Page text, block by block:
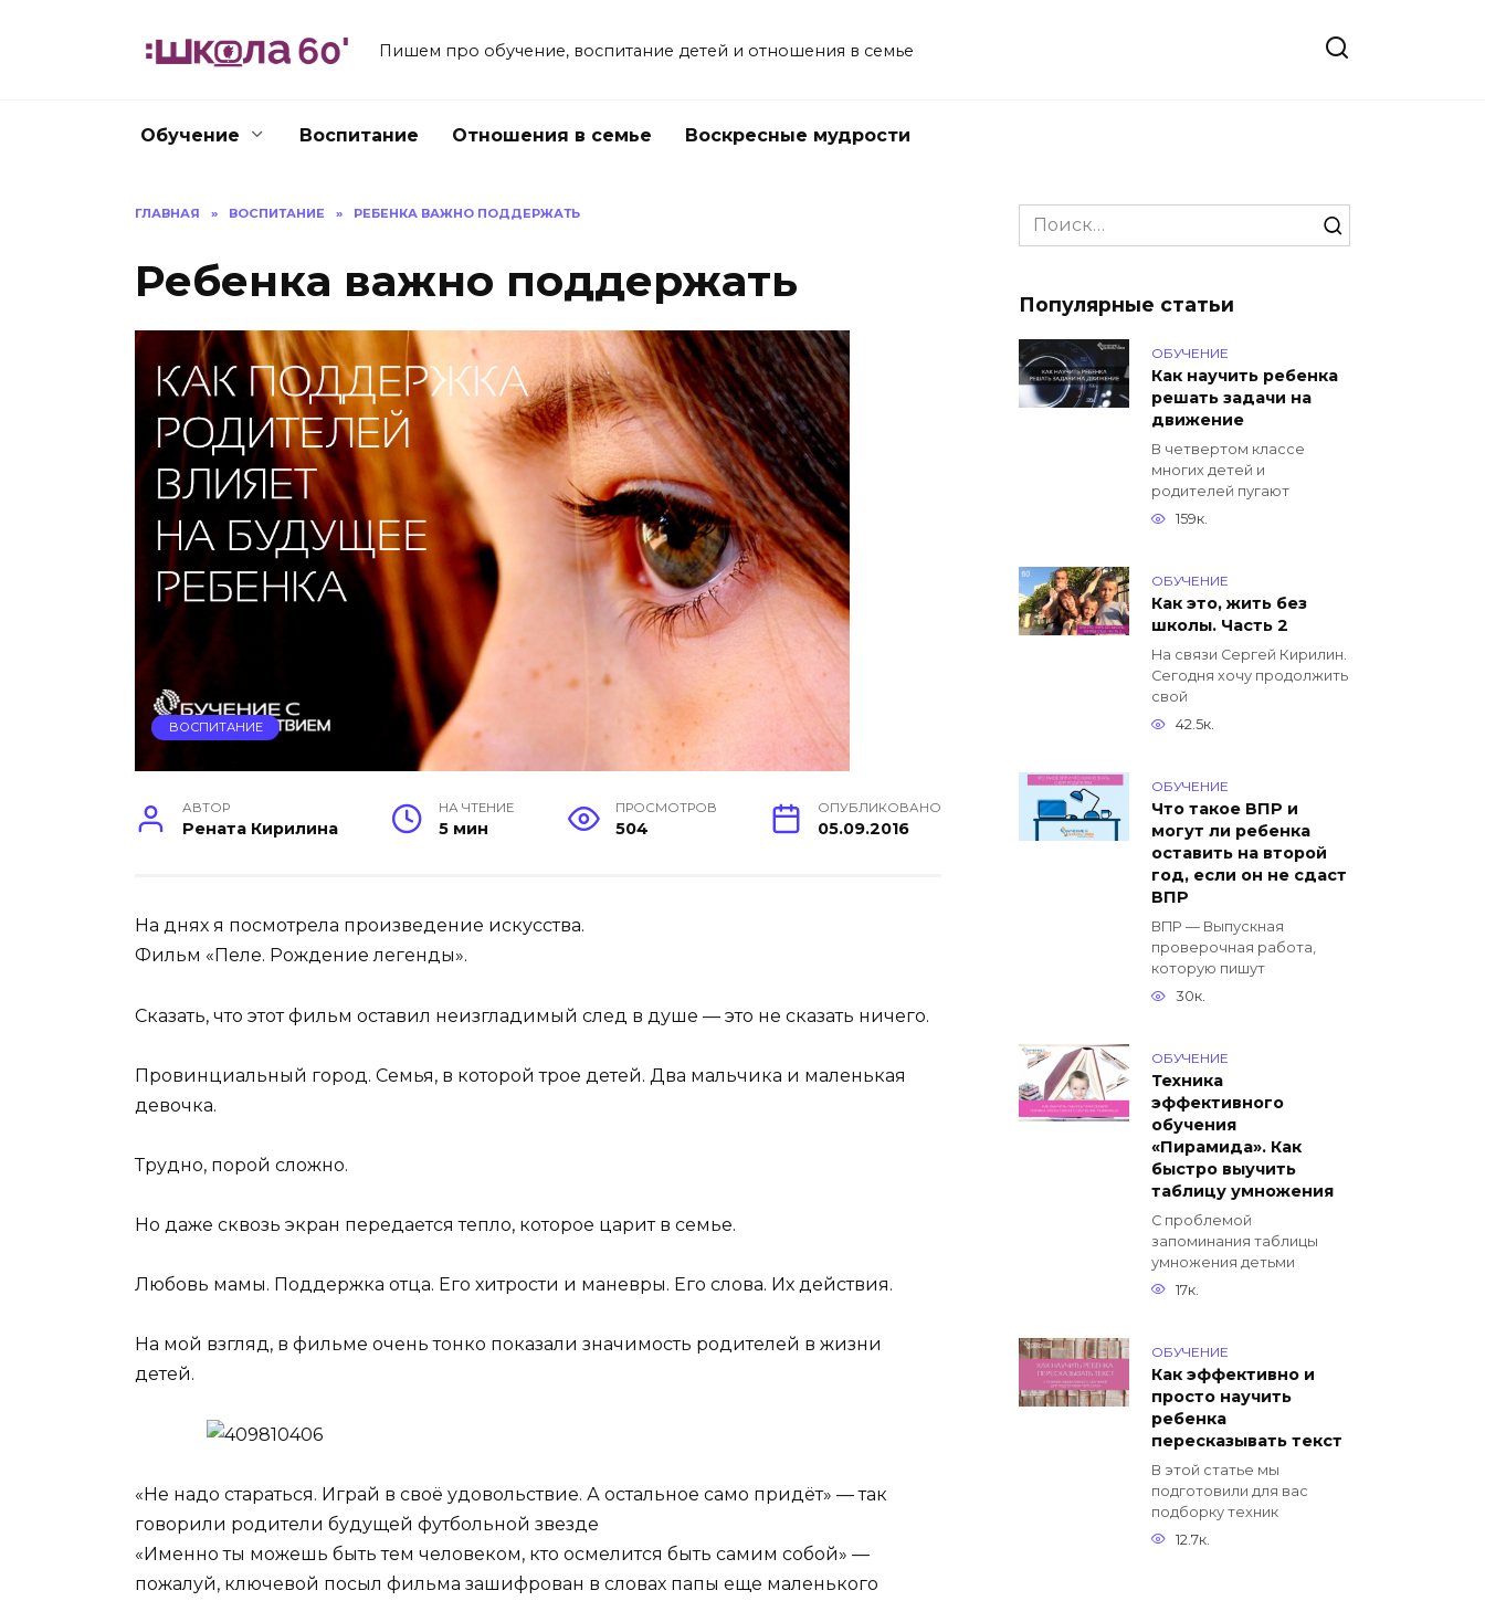
Пишем про обучение, воспитание детей и отношения в семье
Обучение Воспитание Отношения в семье Воскресные мудрости
ГЛАВНАЯ » ВОСПИТАНИЕ » РЕБЕНКА ВАЖНО ПОДДЕРЖАТЬ
Ребенка важно поддержать
ВОСПИТАНИЕ
АВТОР
Рената Кирилина
НА ЧТЕНИЕ
5 мин
ПРОСМОТРОВ
504
ОПУБЛИКОВАНО
05.09.2016
На днях я посмотрела произведение искусства.
Фильм «Пеле. Рождение легенды».
Сказать, что этот фильм оставил неизгладимый след в душе — это не сказать ничего.
Провинциальный город. Семья, в которой трое детей. Два мальчика и маленькая
девочка.
Трудно, порой сложно.
Но даже сквозь экран передается тепло, которое царит в семье.
Любовь мамы. Поддержка отца. Его хитрости и маневры. Его слова. Их действия.
На мой взгляд, в фильме очень тонко показали значимость родителей в жизни
детей.
«Не надо стараться. Играй в своё удовольствие. А остальное само придёт» — так
говорили родители будущей футбольной звезде
«Именно ты можешь быть тем человеком, кто осмелится быть самим собой» —
пожалуй, ключевой посыл фильма зашифрован в словах папы еще маленького
Search
for:
Популярные статьи
ОБУЧЕНИЕ
Как научить ребенка
решать задачи на
движение
В четвертом классе
многих детей и
родителей пугают
159к.
ОБУЧЕНИЕ
Как это, жить без
школы. Часть 2
На связи Сергей Кирилин.
Сегодня хочу продолжить
свой
42.5к.
ОБУЧЕНИЕ
Что такое ВПР и
могут ли ребенка
оставить на второй
год, если он не сдаст
ВПР
ВПР — Выпускная
проверочная работа,
которую пишут
30к.
ОБУЧЕНИЕ
Техника
эффективного
обучения
«Пирамида». Как
быстро выучить
таблицу умножения
С проблемой
запоминания таблицы
умножения детьми
17к.
ОБУЧЕНИЕ
Как эффективно и
просто научить
ребенка
пересказывать текст
В этой статье мы
подготовили для вас
подборку техник
12.7к.